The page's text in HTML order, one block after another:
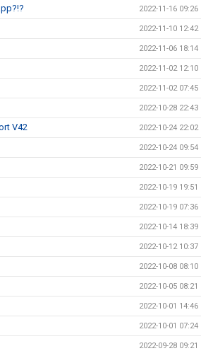
2022-11-16 09:26
2022-11-10 12:42
2022-11-06 18:14
2022-11-02 12:10
2022-11-02 07:45
2022-10-28 22:43
V42 2022-10-24 22:02
2022-10-24 09:54
2022-10-21 09:59
2022-10-19 19:51
2022-10-19 07:36
2022-10-14 18:39
2022-10-12 10:37
2022-10-08 08:10
2022-10-05 08:21
2022-10-01 14:46
2022-10-01 07:24
2022-09-28 09:21